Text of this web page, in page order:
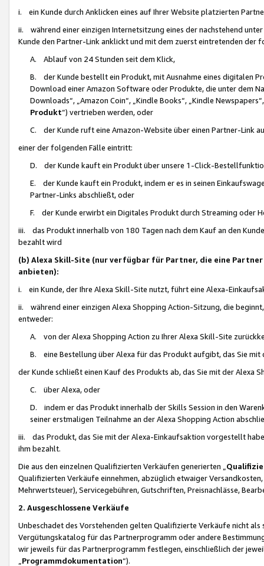
i. ein Kunde durch Anklicken eines auf Ihrer Website platzierten
ii. während einer einzigen Internetsitzung eines der nachstehend
Kunde den Partner-Link anklickt und mit dem zuerst eintretenden der
A. Ablauf von 24 Stunden seit dem Klick,
B. der Kunde bestellt ein Produkt, mit Ausnahme eines digitalen
Download einer Amazon Software oder Produkte, die unter dem
Downloads“, „Amazon Coin“, „Kindle Books“, „Kindle
Produkt“) vertrieben werden, oder
C. der Kunde ruft eine Amazon-Website über einen Partner-Link
einer der folgenden Fälle eintritt:
D. der Kunde kauft ein Produkt über unsere 1-Click-
E. der Kunde kauft ein Produkt, indem er es in seinen
Partner-Links abschließt, oder
F. der Kunde erwirbt ein Digitales Produkt durch Streaming oder
iii. das Produkt innerhalb von 180 Tagen nach dem Kauf an den
bezahlt wird
(b) Alexa Skill-Site (nur verfügbar für Partner, die eine
anbieten):
i. ein Kunde, der Ihre Alexa Skill-Site nutzt, führt eine Alexa-
ii. während einer einzigen Alexa Shopping Action-Sitzung, die
entweder:
A. von der Alexa Shopping Action zu Ihrer Alexa Skill-Site
B. eine Bestellung über Alexa für das Produkt aufgibt, das Sie mit
der Kunde schließt einen Kauf des Produkts ab, das Sie mit der Alexa
C. über Alexa, oder
D. indem er das Produkt innerhalb der Skills Session in den
seiner erstmaligen Teilnahme an der Alexa Shopping Action
iii. das Produkt, das Sie mit der Alexa-Einkaufsaktion vorgestellt
ihm bezahlt.
Die aus den einzelnen Qualifizierten Verkäufen generierten „
Qualifizierten Verkäufe einnehmen, abzüglich etwaiger
Mehrwertsteuer), Servicegebühren, Gutschriften, Preisnachlässe,
2. Ausgeschlossene Verkäufe
Unbeschadet des Vorstehenden gelten Qualifizierte Verkäufe nicht
Vergütungskatalog für das Partnerprogramm oder andere
wir jeweils für das Partnerprogramm festlegen, einschließlich der
Programmdokumentation“).